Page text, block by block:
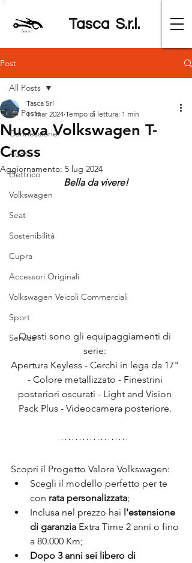
Tasca S.r.l.
Post
All Posts
Connessione
Audi
Elettrico
Volkswagen
Seat
Sostenibilità
Cupra
Accessori Originali
Volkswagen Veicoli Commerciali
Sport
Service
All Posts
Nuova Volkswagen T-
Cross
Tasca Srl
11 mar 2024 Tempo di lettura: 1 min
Aggiornamento: 5 lug 2024
Bella da vivere!
Questi sono gli equipaggiamenti di
serie:
Apertura Keyless - Cerchi in lega da 17"
- Colore metallizzato - Finestrini
posteriori oscurati - Light and Vision
Pack Plus - Videocamera posteriore.
Scopri il Progetto Valore Volkswagen:
Scegli il modello perfetto per te
con rata personalizzata;
Inclusa nel prezzo hai l'estensione
di garanzia Extra Time 2 anni o fino
a 80.000 Km;
Dopo 3 anni sei libero di